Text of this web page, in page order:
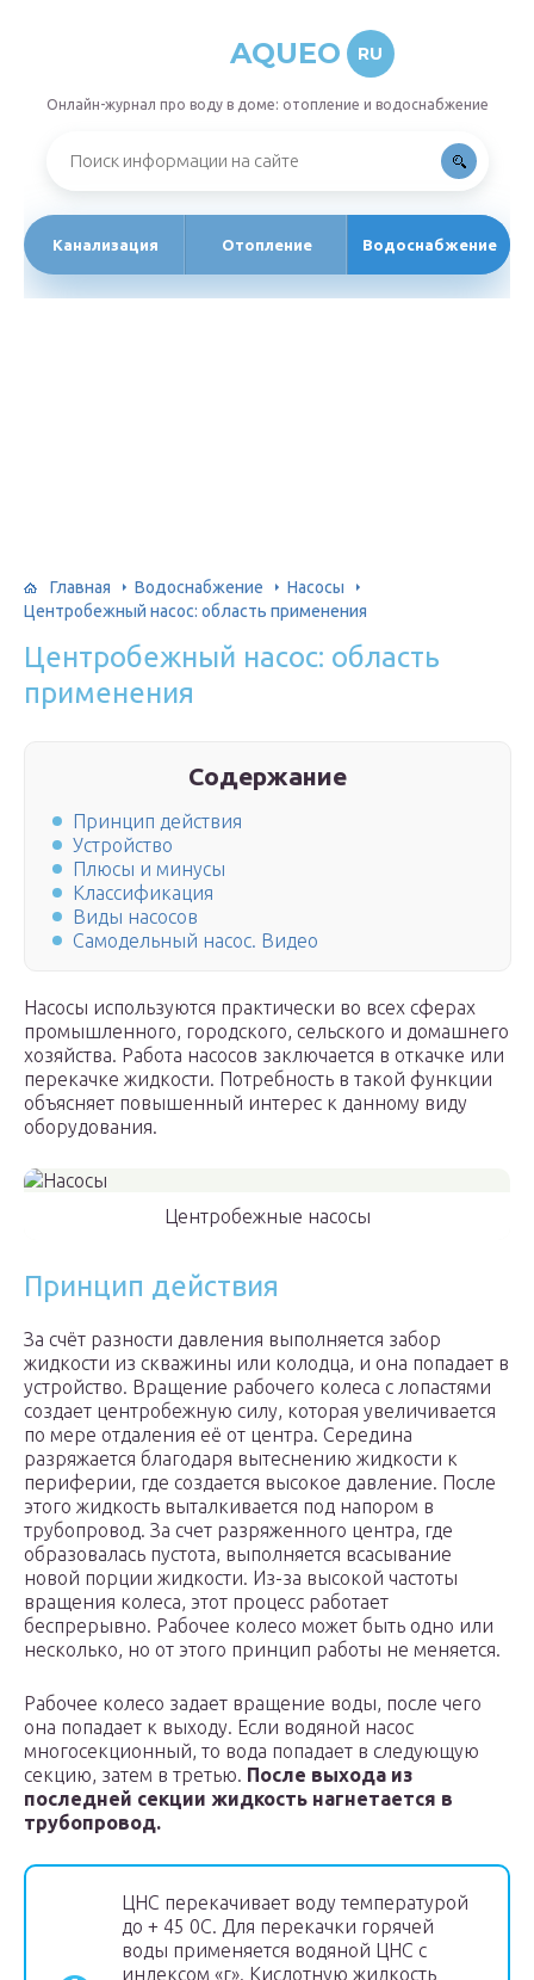
AQUEO RU
Онлайн-журнал про воду в доме: отопление и водоснабжение
Канализация Отопление Водоснабжение
Главная Водоснабжение
Насосы
Центробежный насос: область применения
Центробежный насос: область
применения
Содержание
Принцип действия
Устройство
Плюсы и минусы
Классификация
Виды насосов
Самодельный насос. Видео
Насосы используются практически во всех сферах
промышленного, городского, сельского и домашнего
хозяйства. Работа насосов заключается в откачке или
перекачке жидкости. Потребность в такой функции
объясняет повышенный интерес к данному виду
оборудования.
Центробежные насосы
Принцип действия
За счёт разности давления выполняется забор
жидкости из скважины или колодца, и она попадает в
устройство. Вращение рабочего колеса с лопастями
создает центробежную силу, которая увеличивается
по мере отдаления её от центра. Середина
разряжается благодаря вытеснению жидкости к
периферии, где создается высокое давление. После
этого жидкость выталкивается под напором в
трубопровод. За счет разряженного центра, где
образовалась пустота, выполняется всасывание
новой порции жидкости. Из-за высокой частоты
вращения колеса, этот процесс работает
беспрерывно. Рабочее колесо может быть одно или
несколько, но от этого принцип работы не меняется.
Рабочее колесо задает вращение воды, после чего
она попадает к выходу. Если водяной насос
многосекционный, то вода попадает в следующую
секцию, затем в третью. После выхода из
последней секции жидкость нагнетается в
трубопровод.
ЦНС перекачивает воду температурой
до + 45 0С. Для перекачки горячей
воды применяется водяной ЦНС с
индексом «г». Кислотную жидкость